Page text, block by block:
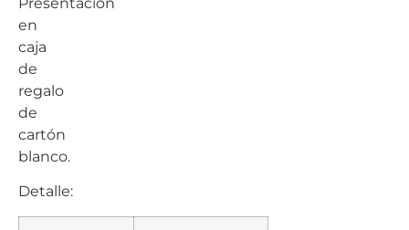
en
caja
de
regalo
de
cartón
blanco.
Detalle: